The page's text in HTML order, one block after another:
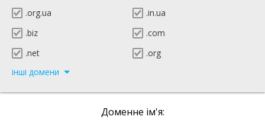
.org.ua
.in.ua
.biz
.com
.net
.org
інші домени
Доменне ім'я: